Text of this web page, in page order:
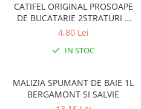
CATIFEL ORIGINAL PROSOAPE
DE BUCATARIE 2STRATURI 2
ROLE/PACHET
4,80 Lei
IN STOC
MALIZIA SPUMANT DE BAIE 1L
BERGAMONT SI SALVIE